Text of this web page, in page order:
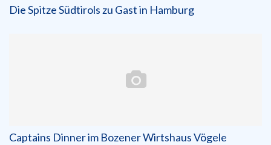
Die Spitze Südtirols zu Gast in Hamburg
Captains Dinner im Bozener Wirtshaus Vögele